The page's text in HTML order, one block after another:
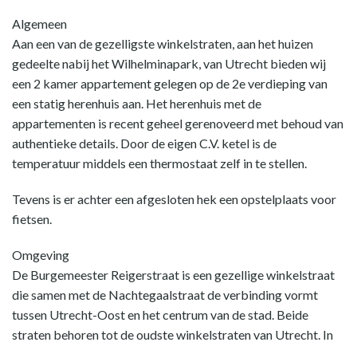
Algemeen
Aan een van de gezelligste winkelstraten, aan het huizen
gedeelte nabij het Wilhelminapark, van Utrecht bieden wij
een 2 kamer appartement gelegen op de 2e verdieping van
een statig herenhuis aan. Het herenhuis met de
appartementen is recent geheel gerenoveerd met behoud van
authentieke details. Door de eigen C.V. ketel is de
temperatuur middels een thermostaat zelf in te stellen.
Tevens is er achter een afgesloten hek een opstelplaats voor
fietsen.
Omgeving
De Burgemeester Reigerstraat is een gezellige winkelstraat
die samen met de Nachtegaalstraat de verbinding vormt
tussen Utrecht-Oost en het centrum van de stad. Beide
straten behoren tot de oudste winkelstraten van Utrecht. In